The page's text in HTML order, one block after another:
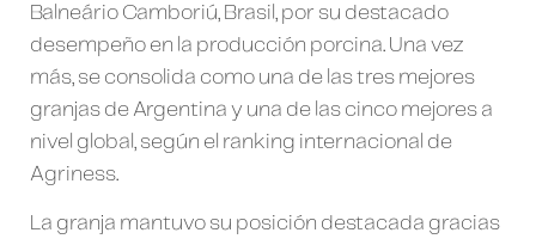
Balneário Camboriú, Brasil, por su destacado
desempeño en la producción porcina. Una vez
más, se consolida como una de las tres mejores
granjas de Argentina y una de las cinco mejores a
nivel global, según el ranking internacional de
Agriness.
La granja mantuvo su posición destacada gracias